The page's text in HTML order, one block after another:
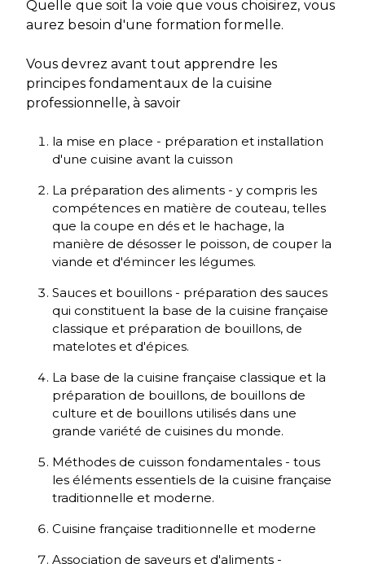
Quelle que soit la voie que vous choisirez, vous
aurez besoin d'une formation formelle.
Vous devrez avant tout apprendre les
principes fondamentaux de la cuisine
professionnelle, à savoir
la mise en place - préparation et installation
d'une cuisine avant la cuisson
La préparation des aliments - y compris les
compétences en matière de couteau, telles
que la coupe en dés et le hachage, la
manière de désosser le poisson, de couper la
viande et d'émincer les légumes.
Sauces et bouillons - préparation des sauces
qui constituent la base de la cuisine française
classique et préparation de bouillons, de
matelotes et d'épices.
La base de la cuisine française classique et la
préparation de bouillons, de bouillons de
culture et de bouillons utilisés dans une
grande variété de cuisines du monde.
Méthodes de cuisson fondamentales - tous
les éléments essentiels de la cuisine française
traditionnelle et moderne.
Cuisine française traditionnelle et moderne
Association de saveurs et d'aliments -